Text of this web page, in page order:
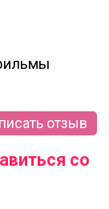
отзыв
со